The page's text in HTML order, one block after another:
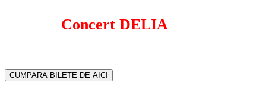
Concert DELIA